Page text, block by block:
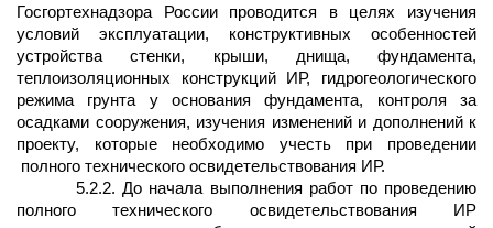
Госгортехнадзора России проводится в целях изучения
условий эксплуатации, конструктивных особенностей
устройства стенки, крыши, днища, фундамента,
теплоизоляционных конструкций ИР, гидрогеологического
режима грунта у основания фундамента, контроля за
осадками сооружения, изучения изменений и дополнений к
проекту, которые необходимо учесть при проведении
полного технического освидетельствования ИР.
5.2.2. До начала выполнения работ по проведению
полного технического освидетельствования ИР